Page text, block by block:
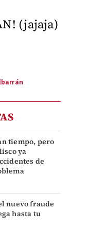
(jajaja)
tiempo, pero
ya
de
nuevo fraude
hasta tu